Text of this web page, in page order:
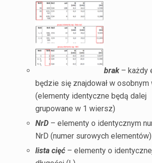
brak– każdy
będzie się znajdował w
(elementy identyczne będą dalej
grupowane w 1 wiersz)
NrD – elementy o identycznym
NrD (numer surowych elementów)
lista cięć – elementy o